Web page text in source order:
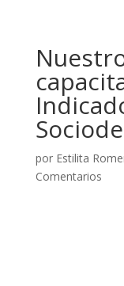
por Estilita
Comentarios